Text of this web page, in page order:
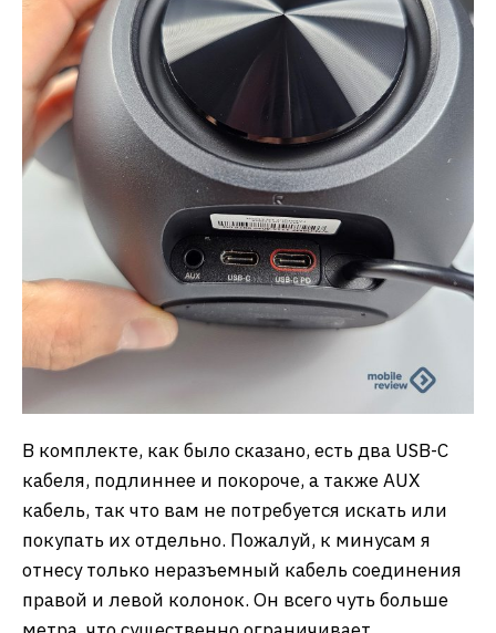
В комплекте, как было сказано, есть два USB-C
кабеля, подлиннее и покороче, а также AUX
кабель, так что вам не потребуется искать или
покупать их отдельно. Пожалуй, к минусам я
отнесу только неразъемный кабель соединения
правой и левой колонок. Он всего чуть больше